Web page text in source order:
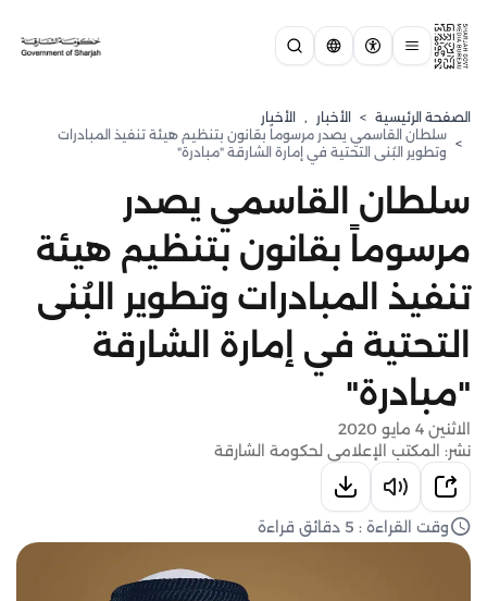
الصفحة الرئيسية > الأخبار , الأخبار
>
سلطان القاسمي يصدر مرسوماً بقانون بتنظيم هيئة تنفيذ المبادرات
وتطوير البُنى التحتية في إمارة الشارقة "مبادرة"
سلطان القاسمي يصدر
مرسوماً بقانون بتنظيم هيئة
تنفيذ المبادرات وتطوير البُنى
التحتية في إمارة الشارقة
"مبادرة"
الاثنين 4 مايو 2020
نشر: المكتب الإعلامي لحكومة الشارقة
وقت القراءة : 5 دقائق قراءة